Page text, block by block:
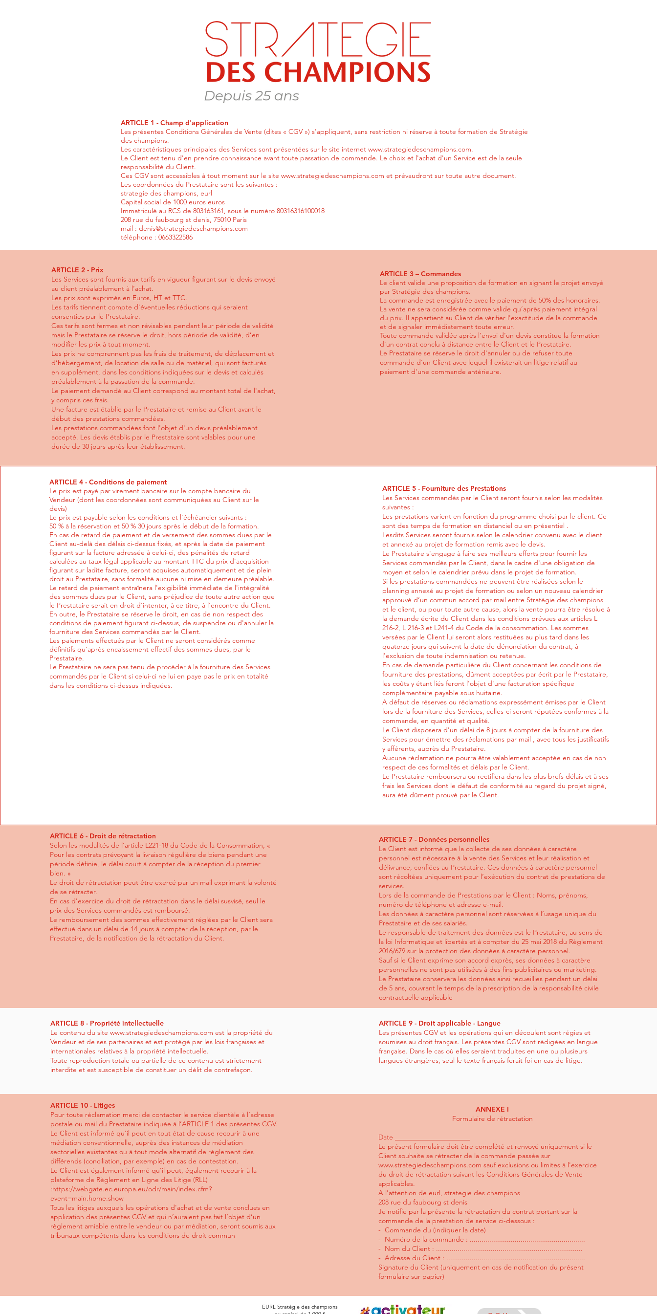
ARTICLE 1 - Champ d'application
Les présentes Conditions Générales de Vente (dites « CGV ») s'appliquent, sans restriction ni réserve à toute formation de Stratégie
des champions.
Les caractéristiques principales des Services sont présentées sur le site internet www.strategiedeschampions.com.
Le Client est tenu d'en prendre connaissance avant toute passation de commande. Le choix et l'achat d'un Service est de la seule
responsabilité du Client.
Ces CGV sont accessibles à tout moment sur le site www.strategiedeschampions.com et prévaudront sur toute autre document.
Les coordonnées du Prestataire sont les suivantes :
strategie des champions, eurl
Capital social de 1000 euros euros
Immatriculé au RCS de 803163161, sous le numéro 80316316100018
208 rue du faubourg st denis, 75010 Paris
mail : denis@strategiedeschampions.com
téléphone : 0663322586
ARTICLE 2 - Prix
Les Services sont fournis aux tarifs en vigueur figurant sur le devis envoyé
au client préalablement à l’achat.
Les prix sont exprimés en Euros, HT et TTC.
Les tarifs tiennent compte d'éventuelles réductions qui seraient
consenties par le Prestataire.
Ces tarifs sont fermes et non révisables pendant leur période de validité
mais le Prestataire se réserve le droit, hors période de validité, d’en
modifier les prix à tout moment.
Les prix ne comprennent pas les frais de traitement, de déplacement et
d’hébergement, de location de salle ou de matériel, qui sont facturés
en supplément, dans les conditions indiquées sur le devis et calculés
préalablement à la passation de la commande.
Le paiement demandé au Client correspond au montant total de l'achat,
y compris ces frais.
Une facture est établie par le Prestataire et remise au Client avant le
début des prestations commandées.
Les prestations commandées font l'objet d'un devis préalablement
accepté. Les devis établis par le Prestataire sont valables pour une
durée de 30 jours après leur établissement.
ARTICLE 3 – Commandes
Le client valide une proposition de formation en signant le projet envoyé
par Stratégie des champions.
La commande est enregistrée avec le paiement de 50% des honoraires.
La vente ne sera considérée comme valide qu’après paiement intégral
du prix. Il appartient au Client de vérifier l'exactitude de la commande
et de signaler immédiatement toute erreur.
Toute commande validée après l’envoi d’un devis constitue la formation
d'un contrat conclu à distance entre le Client et le Prestataire.
Le Prestataire se réserve le droit d'annuler ou de refuser toute
commande d'un Client avec lequel il existerait un litige relatif au
paiement d'une commande antérieure.
ARTICLE 4 - Conditions de paiement
Le prix est payé par virement bancaire sur le compte bancaire du
Vendeur (dont les coordonnées sont communiquées au Client sur le
devis)
Le prix est payable selon les conditions et l'échéancier suivants :
50 % à la réservation et 50 % 30 jours après le début de la formation.
En cas de retard de paiement et de versement des sommes dues par le
Client au-delà des délais ci-dessus fixés, et après la date de paiement
figurant sur la facture adressée à celui-ci, des pénalités de retard
calculées au taux légal applicable au montant TTC du prix d'acquisition
figurant sur ladite facture, seront acquises automatiquement et de plein
droit au Prestataire, sans formalité aucune ni mise en demeure préalable.
Le retard de paiement entraînera l'exigibilité immédiate de l'intégralité
des sommes dues par le Client, sans préjudice de toute autre action que
le Prestataire serait en droit d'intenter, à ce titre, à l'encontre du Client.
En outre, le Prestataire se réserve le droit, en cas de non respect des
conditions de paiement figurant ci-dessus, de suspendre ou d'annuler la
fourniture des Services commandés par le Client.
Les paiements effectués par le Client ne seront considérés comme
définitifs qu'après encaissement effectif des sommes dues, par le
Prestataire.
Le Prestataire ne sera pas tenu de procéder à la fourniture des Services
commandés par le Client si celui-ci ne lui en paye pas le prix en totalité
dans les conditions ci-dessus indiquées.
ARTICLE 5 - Fourniture des Prestations
Les Services commandés par le Client seront fournis selon les modalités
suivantes :
Les prestations varient en fonction du programme choisi par le client. Ce
sont des temps de formation en distanciel ou en présentiel .
Lesdits Services seront fournis selon le calendrier convenu avec le client
et annexé au projet de formation remis avec le devis.
Le Prestataire s'engage à faire ses meilleurs efforts pour fournir les
Services commandés par le Client, dans le cadre d'une obligation de
moyen et selon le calendrier prévu dans le projet de formation.
Si les prestations commandées ne peuvent être réalisées selon le
planning annexé au projet de formation ou selon un nouveau calendrier
approuvé d’un commun accord par mail entre Stratégie des champions
et le client, ou pour toute autre cause, alors la vente pourra être résolue à
la demande écrite du Client dans les conditions prévues aux articles L
216-2, L 216-3 et L241-4 du Code de la consommation. Les sommes
versées par le Client lui seront alors restituées au plus tard dans les
quatorze jours qui suivent la date de dénonciation du contrat, à
l'exclusion de toute indemnisation ou retenue.
En cas de demande particulière du Client concernant les conditions de
fourniture des prestations, dûment acceptées par écrit par le Prestataire,
les coûts y étant liés feront l'objet d'une facturation spécifique
complémentaire payable sous huitaine.
A défaut de réserves ou réclamations expressément émises par le Client
lors de la fourniture des Services, celles-ci seront réputées conformes à la
commande, en quantité et qualité.
Le Client disposera d'un délai de 8 jours à compter de la fourniture des
Services pour émettre des réclamations par mail , avec tous les justificatifs
y afférents, auprès du Prestataire.
Aucune réclamation ne pourra être valablement acceptée en cas de non
respect de ces formalités et délais par le Client.
Le Prestataire remboursera ou rectifiera dans les plus brefs délais et à ses
frais les Services dont le défaut de conformité au regard du projet signé,
aura été dûment prouvé par le Client.
ARTICLE 6 - Droit de rétractation
Selon les modalités de l’article L221-18 du Code de la Consommation, «
Pour les contrats prévoyant la livraison régulière de biens pendant une
période définie, le délai court à compter de la réception du premier
bien. »
Le droit de rétractation peut être exercé par un mail exprimant la volonté
de se rétracter.
En cas d'exercice du droit de rétractation dans le délai susvisé, seul le
prix des Services commandés est remboursé.
Le remboursement des sommes effectivement réglées par le Client sera
effectué dans un délai de 14 jours à compter de la réception, par le
Prestataire, de la notification de la rétractation du Client.
ARTICLE 7 - Données personnelles
Le Client est informé que la collecte de ses données à caractère
personnel est nécessaire à la vente des Services et leur réalisation et
délivrance, confiées au Prestataire. Ces données à caractère personnel
sont récoltées uniquement pour l’exécution du contrat de prestations de
services.
Lors de la commande de Prestations par le Client : Noms, prénoms,
numéro de téléphone et adresse e-mail.
Les données à caractère personnel sont réservées à l’usage unique du
Prestataire et de ses salariés.
Le responsable de traitement des données est le Prestataire, au sens de
la loi Informatique et libertés et à compter du 25 mai 2018 du Règlement
2016/679 sur la protection des données à caractère personnel.
Sauf si le Client exprime son accord exprès, ses données à caractère
personnelles ne sont pas utilisées à des fins publicitaires ou marketing.
Le Prestataire conservera les données ainsi recueillies pendant un délai
de 5 ans, couvrant le temps de la prescription de la responsabilité civile
contractuelle applicable
ARTICLE 8 - Propriété intellectuelle
Le contenu du site www.strategiedeschampions.com est la propriété du
Vendeur et de ses partenaires et est protégé par les lois françaises et
internationales relatives à la propriété intellectuelle.
Toute reproduction totale ou partielle de ce contenu est strictement
interdite et est susceptible de constituer un délit de contrefaçon.
ARTICLE 9 - Droit applicable - Langue
Les présentes CGV et les opérations qui en découlent sont régies et
soumises au droit français. Les présentes CGV sont rédigées en langue
française. Dans le cas où elles seraient traduites en une ou plusieurs
langues étrangères, seul le texte français ferait foi en cas de litige.
ARTICLE 10 - Litiges
Pour toute réclamation merci de contacter le service clientèle à l’adresse
postale ou mail du Prestataire indiquée à l’ARTICLE 1 des présentes CGV.
Le Client est informé qu'il peut en tout état de cause recourir à une
médiation conventionnelle, auprès des instances de médiation
sectorielles existantes ou à tout mode alternatif de règlement des
différends (conciliation, par exemple) en cas de contestation.
Le Client est également informé qu’il peut, également recourir à la
plateforme de Règlement en Ligne des Litige (RLL)
:https://webgate.ec.europa.eu/odr/main/index.cfm?
event=main.home.show
Tous les litiges auxquels les opérations d'achat et de vente conclues en
application des présentes CGV et qui n’auraient pas fait l’objet d’un
règlement amiable entre le vendeur ou par médiation, seront soumis aux
tribunaux compétents dans les conditions de droit commun
ANNEXE I
Formulaire de rétractation
Date ______________________
Le présent formulaire doit être complété et renvoyé uniquement si le
Client souhaite se rétracter de la commande passée sur
www.strategiedeschampions.com sauf exclusions ou limites à l'exercice
du droit de rétractation suivant les Conditions Générales de Vente
applicables.
A l'attention de eurl, strategie des champions
208 rue du faubourg st denis
Je notifie par la présente la rétractation du contrat portant sur la
commande de la prestation de service ci-dessous :
- Commande du (indiquer la date)
- Numéro de la commande : ...........................................................
- Nom du Client : ...........................................................................
- Adresse du Client : .......................................................................
Signature du Client (uniquement en cas de notification du présent
formulaire sur papier)
EURL Stratégie des champions